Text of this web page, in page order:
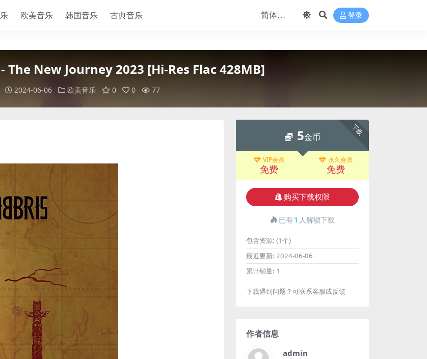
欧美音乐 韩国音乐 古典音乐 登录
New Journey 2023 [Hi-Res Flac 428MB]
2024-06-06 欧美音乐 0 0 77
下载
5金币
VIP会员
免费
永久会员
免费
购买下载权限
已有1 人解锁下载
包含资源: (1个)
最近更新: 2024-06-06
累计销量: 1
下载遇到问题？可联系客服或反馈
作者信息
admin